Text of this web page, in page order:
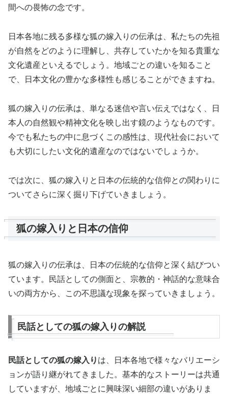
間への畏怖の念です。
日本各地に残る多様な狐の嫁入りの伝承は、私たちの先祖
が自然をどのように理解し、共存していたかを知る貴重な
文化遺産といえるでしょう。地域ごとの違いを知ること
で、日本文化の豊かな多様性も感じることができますね。
狐の嫁入りの伝承は、単なる迷信や言い伝えではなく、日
本人の自然観や精神文化を映し出す鏡のようなものです。
今でも私たちの中に息づくこの感性は、現代社会において
も大切にしたい文化的遺産なのではないでしょうか。
では次に、狐の嫁入りと日本の伝統的な信仰との関わりに
ついてさらに深く掘り下げていきましょう。
狐の嫁入りと日本の信仰
狐の嫁入りの伝承は、日本の伝統的な信仰と深く結びつい
ています。民話としての側面と、宗教的・神話的な意味合
いの両方から、この不思議な現象を探っていきましょう。
民話としての狐の嫁入りの解説
民話としての狐の嫁入り は、日本各地で様々なバリエーシ
ョンが語り継がれてきました。基本的なストーリーは共通
していますが、地域ごとに興味深い細部の違いがありま